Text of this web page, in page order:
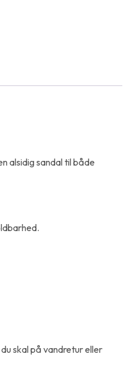
alsidig sandal til både
skal på vandretur eller